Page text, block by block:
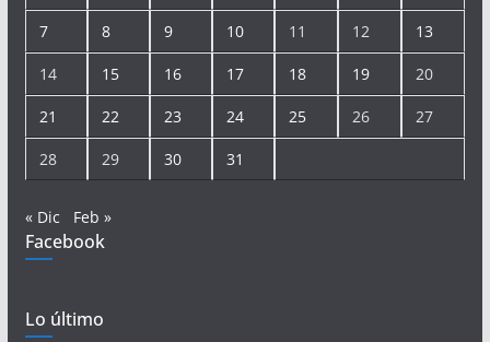
7 8 9 10 11 12 13
14 15 16 17 18 19 20
21 22 23 24 25 26 27
28 29 30 31
« Dic Feb »
Facebook
Lo último